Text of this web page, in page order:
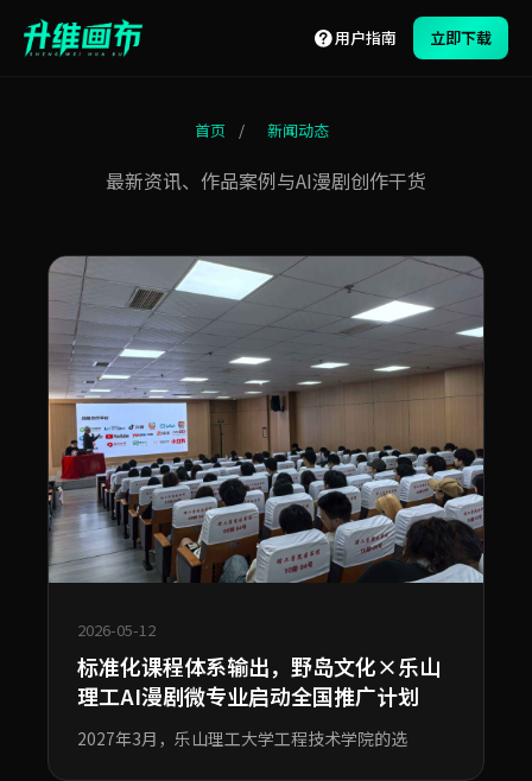
用户指南 立即下载
首页 / 新闻动态
最新资讯、作品案例与AI漫剧创作干货
2026-05-12
标准化课程体系输出，野岛文化×乐山
理工AI漫剧微专业启动全国推广计划
2027年3月，乐山理工大学工程技术学院的选